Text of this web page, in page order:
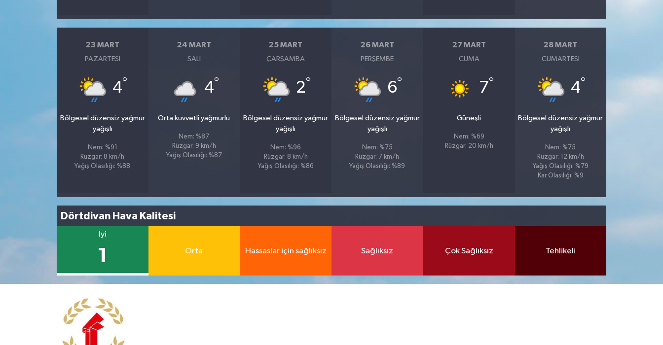
23 MART
PAZARTESI
4°
Bölgesel düzensiz yağmur
yağışlı
Nem: %91
Rüzgar: 8 km/h
Yağış Olasılığı: %88
24 MART
SALI
4°
Orta kuvvetli yağmurlu
Nem: %87
Rüzgar: 9 km/h
Yağış Olasılığı: %87
25 MART
ÇARŞAMBA
2°
Bölgesel düzensiz yağmur
yağışlı
Nem: %96
Rüzgar: 8 km/h
Yağış Olasılığı: %86
26 MART
PERŞEMBE
6°
Bölgesel düzensiz yağmur
yağışlı
Nem: %75
Rüzgar: 7 km/h
Yağış Olasılığı: %89
27 MART
CUMA
7°
Güneşli
Nem: %69
Rüzgar: 20 km/h
28 MART
CUMARTESI
4°
Bölgesel düzensiz yağmur
yağışlı
Nem: %75
Rüzgar: 12 km/h
Yağış Olasılığı: %79
Kar Olasılığı: %9
Dörtdivan Hava Kalitesi
İyi
1 Orta Hassaslar için sağlıksız Sağlıksız Çok Sağlıksız Tehlikeli